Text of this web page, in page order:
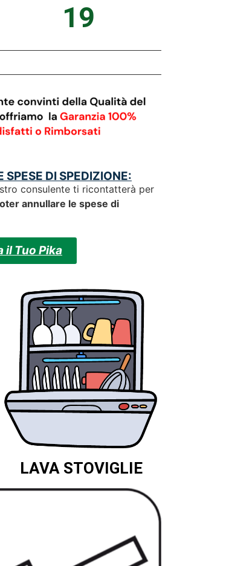
19
DI SPEDIZIONE:
consulente ti ricontatterà per
annullare le spese di
il Tuo Pika
LAVA STOVIGLIE